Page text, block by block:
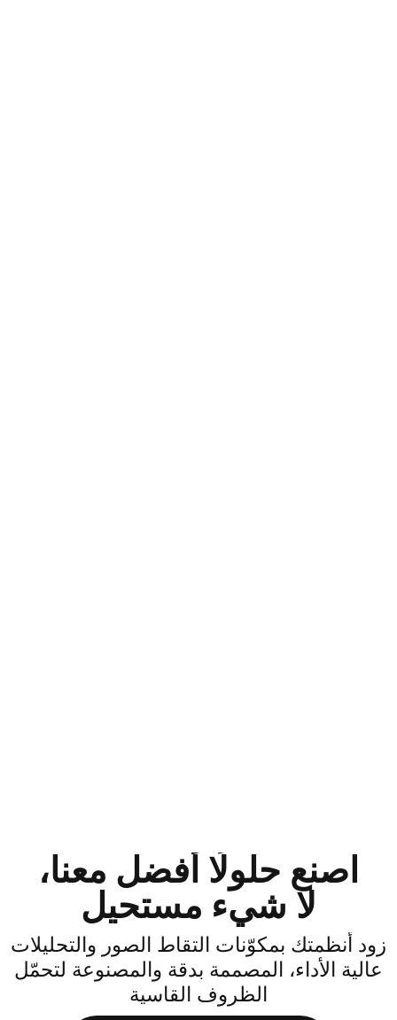
اصنع حلولًا أفضل معنا،
لا شيء مستحيل
أنظمتك بمكوّنات التقاط الصور والتحليلات
الأداء، المصممة بدقة والمصنوعة لتحمّل
الظروف القاسية